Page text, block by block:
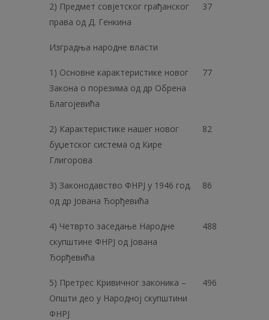
2) Предмет совјетског грађанског
права од Д. Генкина
37
Изградња народне власти
1) Основне карактеристике новог
Закона о порезима од др Обрена
Благојевића
77
2) Карактеристике нашег новог
буџетског система од Кире
Глигорова
82
3) Законодавство ФНРЈ у 1946 год.
од др Јована Ђорђевића
86
4) Четврто заседање Народне
скупштине ФНРЈ од Јована
Ђорђевића
488
5) Претрес Кривичног законика –
Општи део у Народној скупштини
ФНРЈ
496